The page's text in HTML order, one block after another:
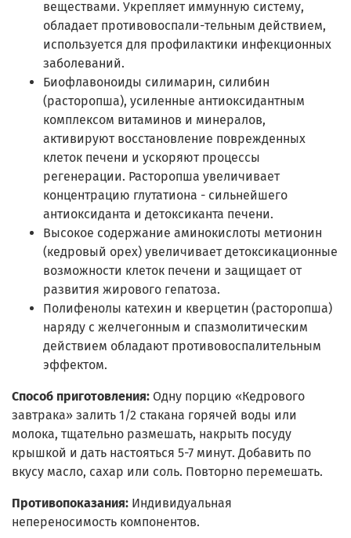
веществами. Укрепляет иммунную систему,
обладает противовоспали-тельным действием,
используется для профилактики инфекционных
заболеваний.
Биофлавоноиды силимарин, силибин
(расторопша), усиленные антиоксидантным
комплексом витаминов и минералов,
активируют восстановление поврежденных
клеток печени и ускоряют процессы
регенерации. Расторопша увеличивает
концентрацию глутатиона - сильнейшего
антиоксиданта и детоксиканта печени.
Высокое содержание аминокислоты метионин
(кедровый орех) увеличивает детоксикационные
возможности клеток печени и защищает от
развития жирового гепатоза.
Полифенолы катехин и кверцетин (расторопша)
наряду с желчегонным и спазмолитическим
действием обладают противовоспалительным
эффектом.
Способ приготовления: Одну порцию «Кедрового
завтрака» залить 1/2 стакана горячей воды или
молока, тщательно размешать, накрыть посуду
крышкой и дать настояться 5-7 минут. Добавить по
вкусу масло, сахар или соль. Повторно перемешать.
Противопоказания: Индивидуальная
непереносимость компонентов.